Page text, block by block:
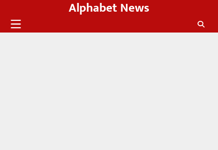
content
Alphabet News